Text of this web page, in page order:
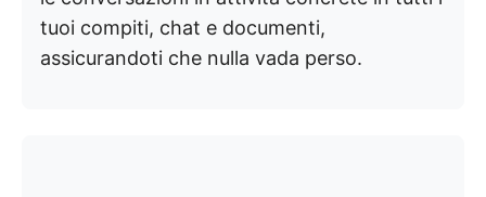
tuoi compiti, chat e documenti,
assicurandoti che nulla vada perso.